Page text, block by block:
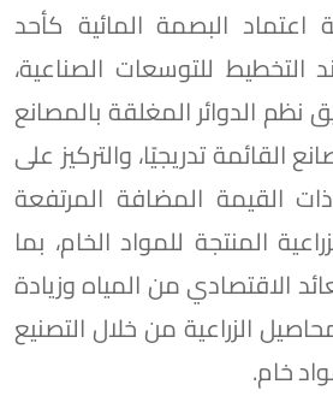
البصمة المائية كأحد
التخطيط للتوسعات الصناعية،
الدوائر المغلقة بالمصانع
القائمة تدريجيًا، والتركيز على
ذات القيمة المضافة المرتفعة
المنتجة للمواد الخام، بما
الاقتصادي من المياه وزيادة
الزراعية من خلال التصنيع
خام.